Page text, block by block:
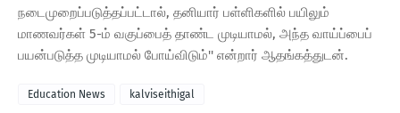
நடைமுறைப்படுத்தப்பட்டால், தனியார் பள்ளிகளில் பயிலும்
மாணவர்கள் 5-ம் வகுப்பைத் தாண்ட முடியாமல், அந்த வாய்ப்பைப்
பயன்படுத்த முடியாமல் போய்விடும்'' என்றார் ஆதங்கத்துடன்.
Education News kalviseithigal